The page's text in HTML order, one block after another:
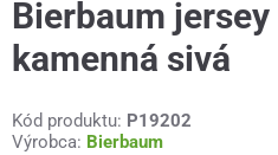
Bierbaum
kamenná sivá
Kód produktu: P19202
Výrobca: Bierbaum